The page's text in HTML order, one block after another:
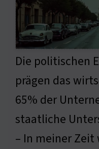
Die politischen
prägen das
65% der
staatliche
– In meiner Zeit